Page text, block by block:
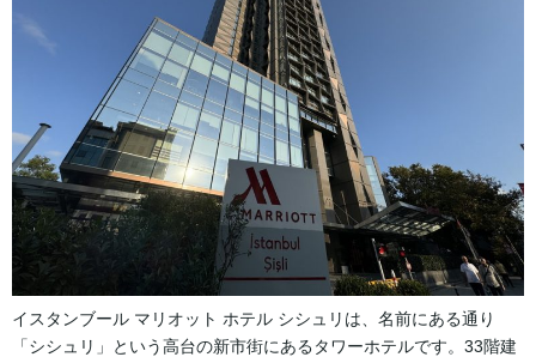
イスタンブール マリオット ホテル シシュリは、名前にある通り
「シシュリ」という高台の新市街にあるタワーホテルです。33階建